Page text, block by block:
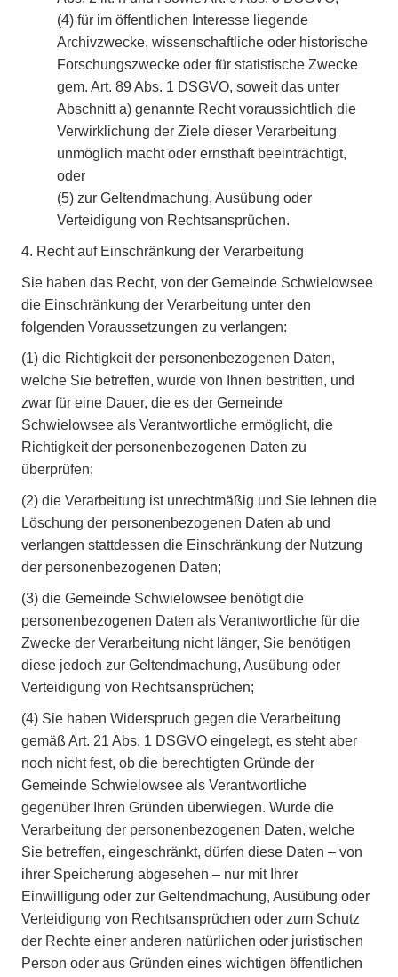
(4) für im öffentlichen Interesse liegende
Archivzwecke, wissenschaftliche oder historische
Forschungszwecke oder für statistische Zwecke
gem. Art. 89 Abs. 1 DSGVO, soweit das unter
Abschnitt a) genannte Recht voraussichtlich die
Verwirklichung der Ziele dieser Verarbeitung
unmöglich macht oder ernsthaft beeinträchtigt,
oder
(5) zur Geltendmachung, Ausübung oder
Verteidigung von Rechtsansprüchen.
4. Recht auf Einschränkung der Verarbeitung
Sie haben das Recht, von der Gemeinde Schwielowsee
die Einschränkung der Verarbeitung unter den
folgenden Voraussetzungen zu verlangen:
(1) die Richtigkeit der personenbezogenen Daten,
welche Sie betreffen, wurde von Ihnen bestritten, und
zwar für eine Dauer, die es der Gemeinde
Schwielowsee als Verantwortliche ermöglicht, die
Richtigkeit der personenbezogenen Daten zu
überprüfen;
(2) die Verarbeitung ist unrechtmäßig und Sie lehnen die
Löschung der personenbezogenen Daten ab und
verlangen stattdessen die Einschränkung der Nutzung
der personenbezogenen Daten;
(3) die Gemeinde Schwielowsee benötigt die
personenbezogenen Daten als Verantwortliche für die
Zwecke der Verarbeitung nicht länger, Sie benötigen
diese jedoch zur Geltendmachung, Ausübung oder
Verteidigung von Rechtsansprüchen;
(4) Sie haben Widerspruch gegen die Verarbeitung
gemäß Art. 21 Abs. 1 DSGVO eingelegt, es steht aber
noch nicht fest, ob die berechtigten Gründe der
Gemeinde Schwielowsee als Verantwortliche
gegenüber Ihren Gründen überwiegen. Wurde die
Verarbeitung der personenbezogenen Daten, welche
Sie betreffen, eingeschränkt, dürfen diese Daten – von
ihrer Speicherung abgesehen – nur mit Ihrer
Einwilligung oder zur Geltendmachung, Ausübung oder
Verteidigung von Rechtsansprüchen oder zum Schutz
der Rechte einer anderen natürlichen oder juristischen
Person oder aus Gründen eines wichtigen öffentlichen